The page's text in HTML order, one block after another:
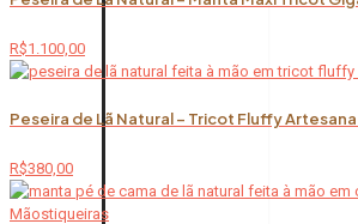
R$1.100,00
Peseira de Lã Natural – Tricot Fluffy
R$380,00